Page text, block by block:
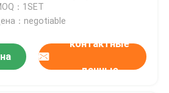
：1SET
：negotiable
контактные
данные